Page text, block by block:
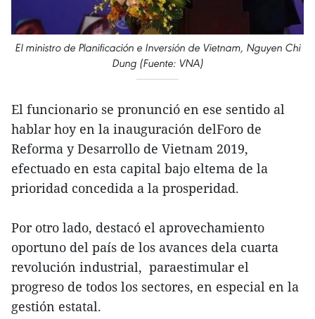
El ministro de Planificación e Inversión de Vietnam, Nguyen Chi
Dung (Fuente: VNA)
El funcionario se pronunció en ese sentido al
hablar hoy en la inauguración delForo de
Reforma y Desarrollo de Vietnam 2019,
efectuado en esta capital bajo eltema de la
prioridad concedida a la prosperidad.
Por otro lado, destacó el aprovechamiento
oportuno del país de los avances dela cuarta
revolución industrial, paraestimular el
progreso de todos los sectores, en especial en la
gestión estatal.